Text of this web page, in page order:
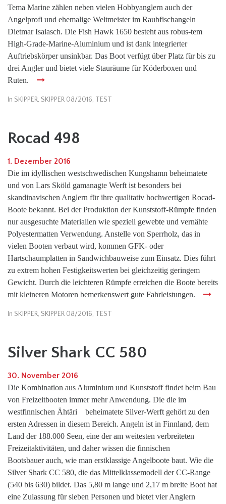
Tema Marine zählen neben vielen Hobbyanglern auch der
Angelprofi und ehemalige Weltmeister im Raubfischangeln
Dietmar Isaiasch. Die Fish Hawk 1650 besteht aus robus-tem
High-Grade-Marine-Aluminium und ist dank integrierter
Auftriebskörper unsinkbar. Das Boot verfügt über Platz für bis zu
drei Angler und bietet viele Stauräume für Köderboxen und
Ruten.
In SKIPPER, SKIPPER 08/2016, TEST
Rocad 498
1. Dezember 2016
Die im idyllischen westschwedischen Kungshamn beheimatete
und von Lars Sköld gamanagte Werft ist besonders bei
skandinavischen Anglern für ihre qualitativ hochwertigen Rocad-
Boote bekannt. Bei der Produktion der Kunststoff-Rümpfe finden
nur ausgesuchte Materialien wie speziell gewebte und vernähte
Polyestermatten Verwendung. Anstelle von Sperrholz, das in
vielen Booten verbaut wird, kommen GFK- oder
Hartschaumplatten in Sandwichbauweise zum Einsatz. Dies führt
zu extrem hohen Festigkeitswerten bei gleichzeitig geringem
Gewicht. Durch die leichteren Rümpfe erreichen die Boote bereits
mit kleineren Motoren bemerkenswert gute Fahrleistungen.
In SKIPPER, SKIPPER 08/2016, TEST
Silver Shark CC 580
30. November 2016
Die Kombination aus Aluminium und Kunststoff findet beim Bau
von Freizeitbooten immer mehr Anwendung. Die die im
westfinnischen Ähtäri beheimatete Silver-Werft gehört zu den
ersten Adressen in diesem Bereich. Angeln ist in Finnland, dem
Land der 188.000 Seen, eine der am weitesten verbreiteten
Freizeitaktivitäten, und daher wissen die finnischen
Bootsbauer auch, wie man erstklassige Angelboote baut. Wie die
Silver Shark CC 580, die das Mittelklassemodell der CC-Range
(540 bis 630) bildet. Das 5,80 m lange und 2,17 m breite Boot hat
eine Zulassung für sieben Personen und bietet vier Anglern